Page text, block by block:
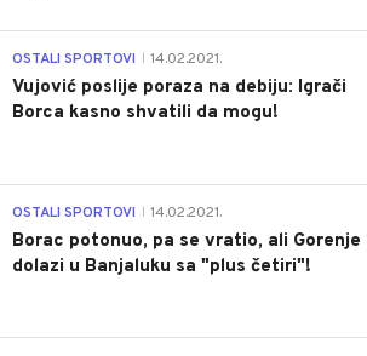
OSTALI SPORTOVI 14.02.2021.
Vujović poslije poraza na debiju: Igrači
Borca kasno shvatili da mogu!
OSTALI SPORTOVI 14.02.2021.
Borac potonuo, pa se vratio, ali Gorenje
dolazi u Banjaluku sa "plus četiri"!